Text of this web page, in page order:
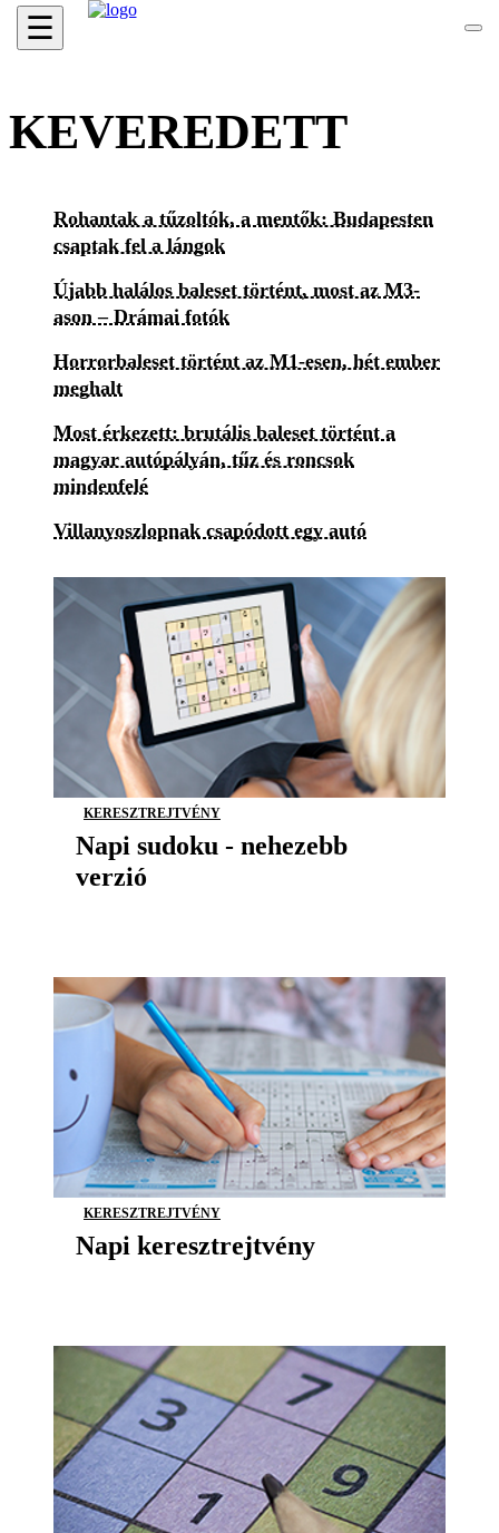
☰
KEVEREDETT
Rohantak a tűzoltók, a mentők: Budapesten
csaptak fel a lángok
Újabb halálos baleset történt, most az M3-
ason – Drámai fotók
Horrorbaleset történt az M1-esen, hét ember
meghalt
Most érkezett: brutális baleset történt a
magyar autópályán, tűz és roncsok
mindenfelé
Villanyoszlopnak csapódott egy autó
KERESZTREJTVÉNY
Napi sudoku - nehezebb
verzió
KERESZTREJTVÉNY
Napi keresztrejtvény